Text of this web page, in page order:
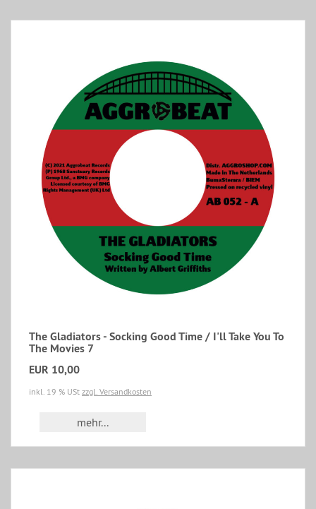
The Gladiators - Socking Good Time / I'll Take You To
The Movies 7
EUR 10,00
inkl. 19 % USt zzgl. Versandkosten
mehr...